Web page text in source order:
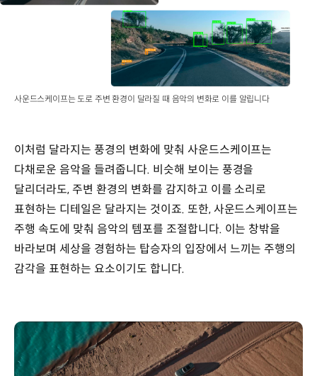
사운드스케이프는 도로 주변 환경이 달라질 때 음악의 변화로 이를 알립니다
이처럼 달라지는 풍경의 변화에 맞춰 사운드스케이프는
다채로운 음악을 들려줍니다. 비슷해 보이는 풍경을
달리더라도, 주변 환경의 변화를 감지하고 이를 소리로
표현하는 디테일은 달라지는 것이죠. 또한, 사운드스케이프는
주행 속도에 맞춰 음악의 템포를 조절합니다. 이는 창밖을
바라보며 세상을 경험하는 탑승자의 입장에서 느끼는 주행의
감각을 표현하는 요소이기도 합니다.